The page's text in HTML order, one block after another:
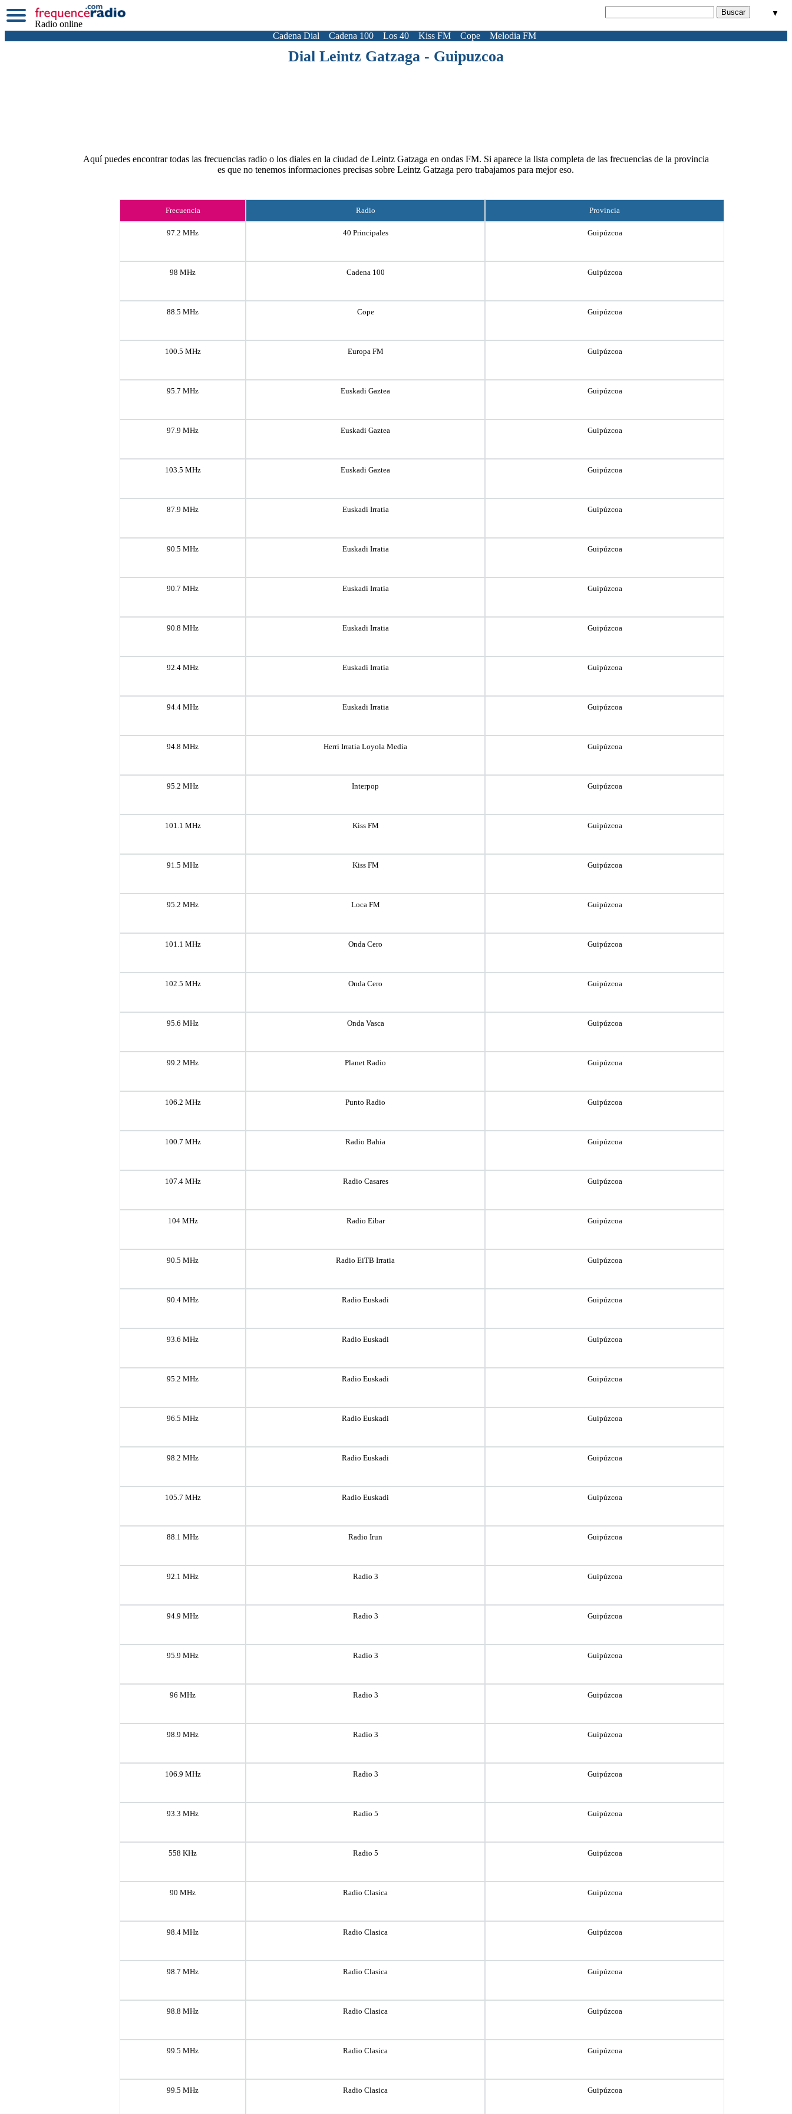
Radio online
▼
Cadena Dial Cadena 100 Los 40 Kiss FM Cope Melodia FM
Dial Leintz Gatzaga - Guipuzcoa
Aquí puedes encontrar todas las frecuencias radio o los diales en la ciudad de Leintz Gatzaga en ondas FM. Si aparece la lista completa de las frecuencias de la provincia
es que no tenemos informaciones precisas sobre Leintz Gatzaga pero trabajamos para mejor eso.
Frecuencia Radio Provincia
97.2 MHz 40 Principales Guipúzcoa
98 MHz Cadena 100 Guipúzcoa
88.5 MHz Cope Guipúzcoa
100.5 MHz Europa FM Guipúzcoa
95.7 MHz Euskadi Gaztea Guipúzcoa
97.9 MHz Euskadi Gaztea Guipúzcoa
103.5 MHz Euskadi Gaztea Guipúzcoa
87.9 MHz Euskadi Irratia Guipúzcoa
90.5 MHz Euskadi Irratia Guipúzcoa
90.7 MHz Euskadi Irratia Guipúzcoa
90.8 MHz Euskadi Irratia Guipúzcoa
92.4 MHz Euskadi Irratia Guipúzcoa
94.4 MHz Euskadi Irratia Guipúzcoa
94.8 MHz Herri Irratia Loyola Media Guipúzcoa
95.2 MHz Interpop Guipúzcoa
101.1 MHz Kiss FM Guipúzcoa
91.5 MHz Kiss FM Guipúzcoa
95.2 MHz Loca FM Guipúzcoa
101.1 MHz Onda Cero Guipúzcoa
102.5 MHz Onda Cero Guipúzcoa
95.6 MHz Onda Vasca Guipúzcoa
99.2 MHz Planet Radio Guipúzcoa
106.2 MHz Punto Radio Guipúzcoa
100.7 MHz Radio Bahia Guipúzcoa
107.4 MHz Radio Casares Guipúzcoa
104 MHz Radio Eibar Guipúzcoa
90.5 MHz Radio EiTB Irratia Guipúzcoa
90.4 MHz Radio Euskadi Guipúzcoa
93.6 MHz Radio Euskadi Guipúzcoa
95.2 MHz Radio Euskadi Guipúzcoa
96.5 MHz Radio Euskadi Guipúzcoa
98.2 MHz Radio Euskadi Guipúzcoa
105.7 MHz Radio Euskadi Guipúzcoa
88.1 MHz Radio Irun Guipúzcoa
92.1 MHz Radio 3 Guipúzcoa
94.9 MHz Radio 3 Guipúzcoa
95.9 MHz Radio 3 Guipúzcoa
96 MHz Radio 3 Guipúzcoa
98.9 MHz Radio 3 Guipúzcoa
106.9 MHz Radio 3 Guipúzcoa
93.3 MHz Radio 5 Guipúzcoa
558 KHz Radio 5 Guipúzcoa
90 MHz Radio Clasica Guipúzcoa
98.4 MHz Radio Clasica Guipúzcoa
98.7 MHz Radio Clasica Guipúzcoa
98.8 MHz Radio Clasica Guipúzcoa
99.5 MHz Radio Clasica Guipúzcoa
99.5 MHz Radio Clasica Guipúzcoa